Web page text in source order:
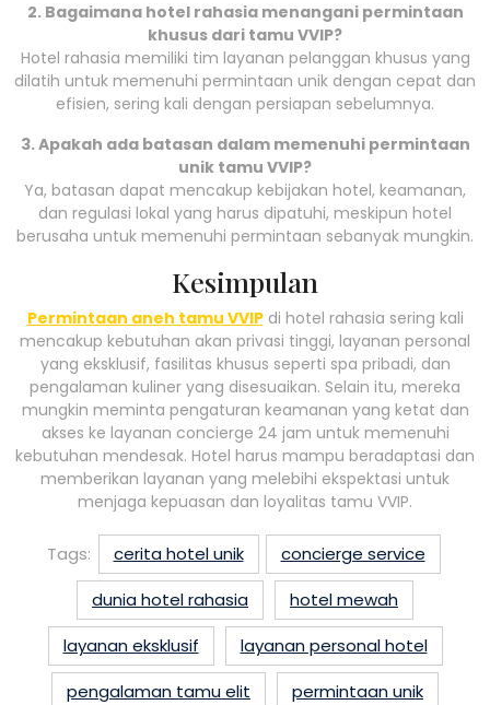
2. Bagaimana hotel rahasia menangani permintaan
khusus dari tamu VVIP?
Hotel rahasia memiliki tim layanan pelanggan khusus yang
dilatih untuk memenuhi permintaan unik dengan cepat dan
efisien, sering kali dengan persiapan sebelumnya.
3. Apakah ada batasan dalam memenuhi permintaan
unik tamu VVIP?
Ya, batasan dapat mencakup kebijakan hotel, keamanan,
dan regulasi lokal yang harus dipatuhi, meskipun hotel
berusaha untuk memenuhi permintaan sebanyak mungkin.
Kesimpulan
Permintaan aneh tamu VVIPdi hotel rahasia sering kali
mencakup kebutuhan akan privasi tinggi, layanan personal
yang eksklusif, fasilitas khusus seperti spa pribadi, dan
pengalaman kuliner yang disesuaikan. Selain itu, mereka
mungkin meminta pengaturan keamanan yang ketat dan
akses ke layanan concierge 24 jam untuk memenuhi
kebutuhan mendesak. Hotel harus mampu beradaptasi dan
memberikan layanan yang melebihi ekspektasi untuk
menjaga kepuasan dan loyalitas tamu VVIP.
Tags: cerita hotel unik
concierge service
dunia hotel rahasia
hotel mewah
layanan eksklusif
layanan personal hotel
pengalaman tamu elit
permintaan unik